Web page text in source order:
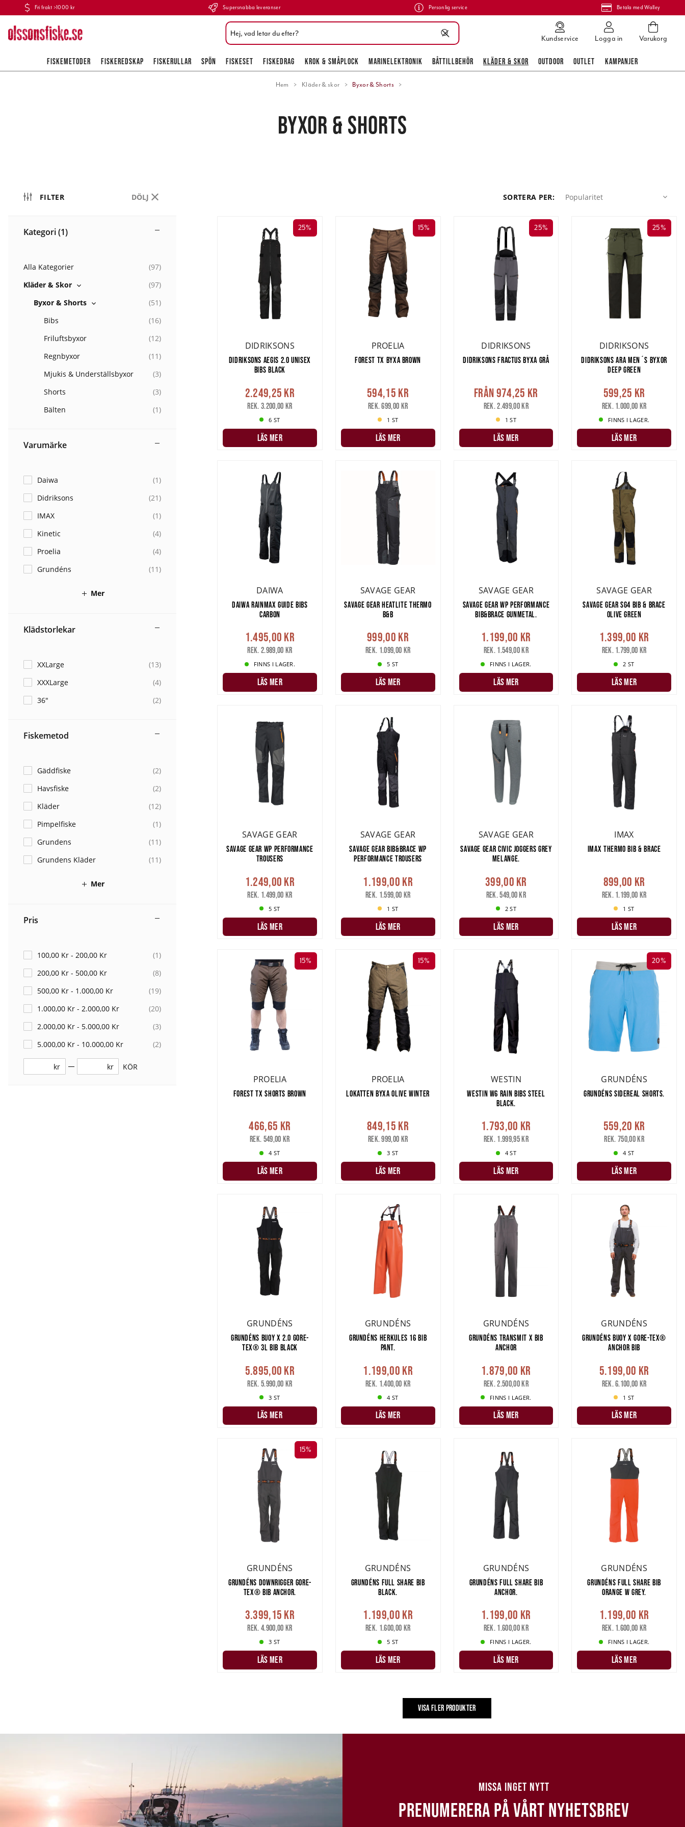
Fri frakt >1000 kr Supersnabba leveranser Personlig service Betala med Walley
Kundservice Logga in Varukorg
FISKEMETODER FISKEREDSKAP FISKERULLAR SPÖN FISKESET FISKEDRAG KROK & SMÅPLOCK MARINELEKTRONIK BÅTTILLBEHÖR KLÄDER & SKOR OUTDOOR OUTLET KAMPANJER
Hem Kläder & skor Byxor & Shorts
BYXOR & SHORTS
FILTER DÖLJ
Kategori(1)
Alla Kategorier (97)
Kläder & Skor
(97)
Byxor & Shorts
(51)
Bibs
(16)
Friluftsbyxor
(12)
Regnbyxor
(11)
Mjukis & Underställsbyxor
(3)
Shorts
(3)
Bälten
(1)
Varumärke
Daiwa (1)
Didriksons
(21)
IMAX
(1)
Kinetic
(4)
Proelia
(4)
Grundéns
(11)
Mer
Klädstorlekar
XXLarge (13)
XXXLarge
(4)
36"
(2)
Fiskemetod
Gäddfiske (2)
Havsfiske
(2)
Kläder
(12)
Pimpelfiske
(1)
Grundens
(11)
Grundens Kläder
(11)
Mer
Pris
100,00 Kr - 200,00 Kr (1)
200,00 Kr - 500,00 Kr
(8)
500,00 Kr - 1.000,00 Kr
(19)
1.000,00 Kr - 2.000,00 Kr
(20)
2.000,00 Kr - 5.000,00 Kr
(3)
5.000,00 Kr - 10.000,00 Kr
(2)
kr kr KÖR
SORTERA PER: Popularitet
Popularitet
DIDRIKSONS
DIDRIKSONS AEGIS 2.0 UNISEX
BIBS BLACK
2.249,25 kr
Rek. 3.200,00 kr
6 ST
25%
LÄS MER
PROELIA
FOREST TX BYXA BROWN
594,15 kr
Rek. 699,00 kr
1 ST
15%
LÄS MER
DIDRIKSONS
DIDRIKSONS FRACTUS BYXA GRÅ
Från974,25 kr
Rek. 2.499,00 kr
1 ST
25%
LÄS MER
DIDRIKSONS
DIDRIKSONS ARA MEN´S BYXOR
DEEP GREEN
599,25 kr
Rek. 1.000,00 kr
FINNS I LAGER.
25%
LÄS MER
DAIWA
DAIWA RAINMAX GUIDE BIBS
CARBON
1.495,00 kr
Rek. 2.989,00 kr
FINNS I LAGER.
LÄS MER
SAVAGE GEAR
SAVAGE GEAR HEATLITE THERMO
B&B
999,00 kr
Rek. 1.099,00 kr
5 ST
LÄS MER
SAVAGE GEAR
SAVAGE GEAR WP PERFORMANCE
BIB&BRACE GUNMETAL.
1.199,00 kr
Rek. 1.549,00 kr
FINNS I LAGER.
LÄS MER
SAVAGE GEAR
SAVAGE GEAR SG4 BIB & BRACE
OLIVE GREEN
1.399,00 kr
Rek. 1.799,00 kr
2 ST
LÄS MER
SAVAGE GEAR
SAVAGE GEAR WP PERFORMANCE
TROUSERS
1.249,00 kr
Rek. 1.499,00 kr
5 ST
LÄS MER
SAVAGE GEAR
SAVAGE GEAR BIB&BRACE WP
PERFORMANCE TROUSERS
1.199,00 kr
Rek. 1.599,00 kr
1 ST
LÄS MER
SAVAGE GEAR
SAVAGE GEAR CIVIC JOGGERS GREY
MELANGE.
399,00 kr
Rek. 549,00 kr
2 ST
LÄS MER
IMAX
IMAX THERMO BIB & BRACE
899,00 kr
Rek. 1.199,00 kr
1 ST
LÄS MER
PROELIA
FOREST TX SHORTS BROWN
466,65 kr
Rek. 549,00 kr
4 ST
15%
LÄS MER
PROELIA
LOKATTEN BYXA OLIVE WINTER
849,15 kr
Rek. 999,00 kr
3 ST
15%
LÄS MER
WESTIN
WESTIN W6 RAIN BIBS STEEL
BLACK.
1.793,00 kr
Rek. 1.999,95 kr
4 ST
LÄS MER
GRUNDÉNS
GRUNDÉNS SIDEREAL SHORTS.
559,20 kr
Rek. 750,00 kr
4 ST
20%
LÄS MER
GRUNDÉNS
GRUNDÉNS BUOY X 2.0 GORE-
TEX® 3L BIB BLACK
5.895,00 kr
Rek. 5.990,00 kr
3 ST
LÄS MER
GRUNDÉNS
GRUNDÉNS HERKULES 16 BIB
PANT.
1.199,00 kr
Rek. 1.400,00 kr
4 ST
LÄS MER
GRUNDÉNS
GRUNDÉNS TRANSMIT X BIB
ANCHOR
1.879,00 kr
Rek. 2.500,00 kr
FINNS I LAGER.
LÄS MER
GRUNDÉNS
GRUNDÉNS BUOY X GORE-TEX®
ANCHOR BIB
5.199,00 kr
Rek. 6.100,00 kr
1 ST
LÄS MER
GRUNDÉNS
GRUNDÉNS DOWNRIGGER GORE-
TEX® BIB ANCHOR.
3.399,15 kr
Rek. 4.900,00 kr
3 ST
15%
LÄS MER
GRUNDÉNS
GRUNDÉNS FULL SHARE BIB
BLACK.
1.199,00 kr
Rek. 1.600,00 kr
5 ST
LÄS MER
GRUNDÉNS
GRUNDÉNS FULL SHARE BIB
ANCHOR.
1.199,00 kr
Rek. 1.600,00 kr
FINNS I LAGER.
LÄS MER
GRUNDÉNS
GRUNDÉNS FULL SHARE BIB
ORANGE W GREY.
1.199,00 kr
Rek. 1.600,00 kr
FINNS I LAGER.
LÄS MER
VISA FLER PRODUKTER
MISSA INGET NYTT
PRENUMERERA PÅ VÅRT NYHETSBREV